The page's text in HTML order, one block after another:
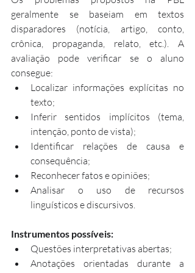
geralmente se baseiam em textos
disparadores (notícia, artigo, conto,
crônica, propaganda, relato, etc.). A
avaliação pode verificar se o aluno
consegue:
Localizar informações explícitas no
texto;
Inferir sentidos implícitos (tema,
intenção, ponto de vista);
Identificar relações de causa e
consequência;
Reconhecer fatos e opiniões;
Analisar o uso de recursos
linguísticos e discursivos.
Instrumentos possíveis:
Questões interpretativas abertas;
Anotações orientadas durante a